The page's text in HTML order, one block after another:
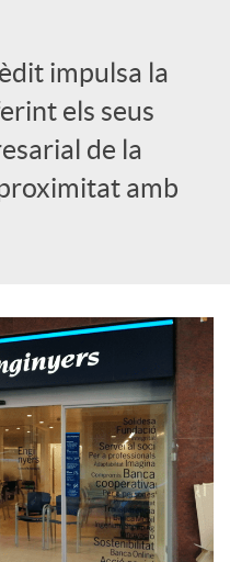
impulsa la
els seus
de la
amb